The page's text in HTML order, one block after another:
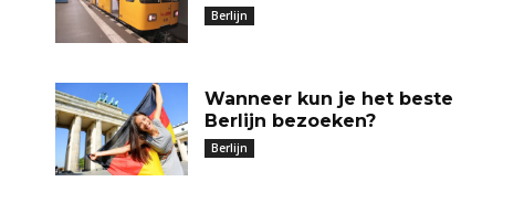
Berlijn
Wanneer kun je het beste
Berlijn bezoeken?
Berlijn